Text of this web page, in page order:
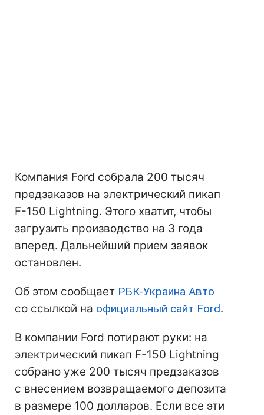
Компания Ford собрала 200 тысяч
предзаказов на электрический пикап
F-150 Lightning. Этого хватит, чтобы
загрузить производство на 3 года
вперед. Дальнейший прием заявок
остановлен.
Об этом сообщает РБК-Украина Авто
со ссылкой на официальный сайт Ford.
В компании Ford потирают руки: на
электрический пикап F-150 Lightning
собрано уже 200 тысяч предзаказов
с внесением возвращаемого депозита
в размере 100 долларов. Если все эти